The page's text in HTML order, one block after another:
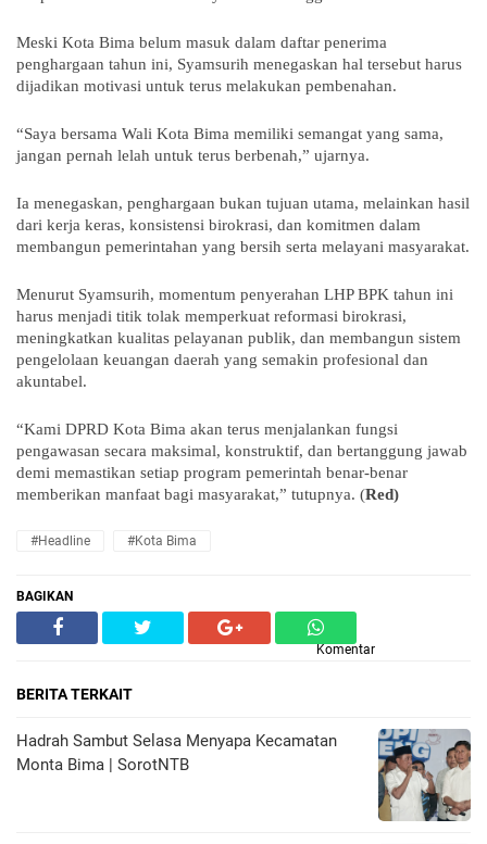
Meski Kota Bima belum masuk dalam daftar penerima
penghargaan tahun ini, Syamsurih menegaskan hal tersebut harus
dijadikan motivasi untuk terus melakukan pembenahan.
“Saya bersama Wali Kota Bima memiliki semangat yang sama,
jangan pernah lelah untuk terus berbenah,” ujarnya.
Ia menegaskan, penghargaan bukan tujuan utama, melainkan hasil
dari kerja keras, konsistensi birokrasi, dan komitmen dalam
membangun pemerintahan yang bersih serta melayani masyarakat.
Menurut Syamsurih, momentum penyerahan LHP BPK tahun ini
harus menjadi titik tolak memperkuat reformasi birokrasi,
meningkatkan kualitas pelayanan publik, dan membangun sistem
pengelolaan keuangan daerah yang semakin profesional dan
akuntabel.
“Kami DPRD Kota Bima akan terus menjalankan fungsi
pengawasan secara maksimal, konstruktif, dan bertanggung jawab
demi memastikan setiap program pemerintah benar-benar
memberikan manfaat bagi masyarakat,” tutupnya. (Red)
#Headline #Kota Bima
BAGIKAN
Komentar
BERITA TERKAIT
Hadrah Sambut Selasa Menyapa Kecamatan
Monta Bima | SorotNTB